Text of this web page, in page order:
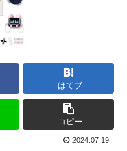
はてブ
コピー
2024.07.19